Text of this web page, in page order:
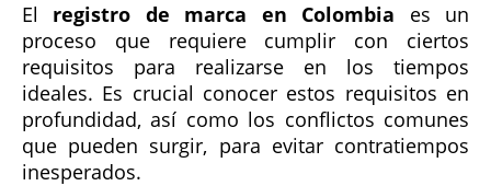
El registro de marca en Colombia es un
proceso que requiere cumplir con ciertos
requisitos para realizarse en los tiempos
ideales. Es crucial conocer estos requisitos en
profundidad, así como los conflictos comunes
que pueden surgir, para evitar contratiempos
inesperados.